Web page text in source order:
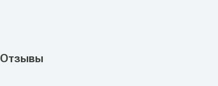
Отзывы